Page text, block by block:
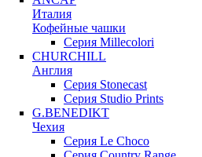
Италия
Кофейные чашки
Серия Millecolori
CHURCHILL
Англия
Серия Stonecast
Серия Studio Prints
G.BENEDIKT
Чехия
Cерия Le Choco